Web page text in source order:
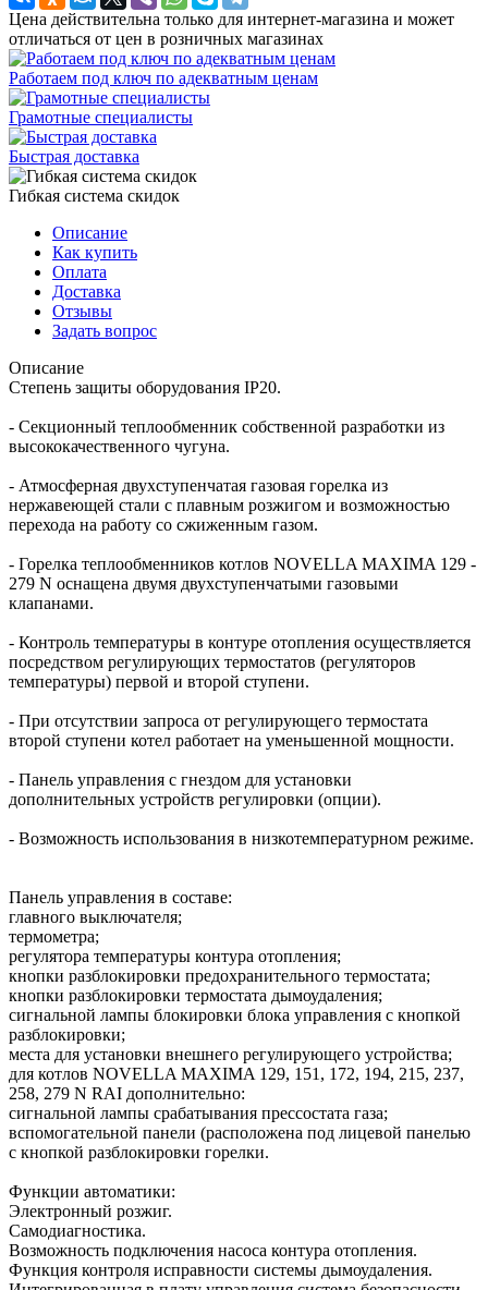
Цена действительна только для интернет-магазина и может
отличаться от цен в розничных магазинах
Работаем под ключ по адекватным ценам
Грамотные специалисты
Быстрая доставка
Гибкая система скидок
Описание
Как купить
Оплата
Доставка
Отзывы
Задать вопрос
Описание
Степень защиты оборудования IP20.
- Секционный теплообменник собственной разработки из
высококачественного чугуна.
- Атмосферная двухступенчатая газовая горелка из
нержавеющей стали с плавным розжигом и возможностью
перехода на работу со сжиженным газом.
- Горелка теплообменников котлов NOVELLA MAXIMA 129 -
279 N оснащена двумя двухступенчатыми газовыми
клапанами.
- Контроль температуры в контуре отопления осуществляется
посредством регулирующих термостатов (регуляторов
температуры) первой и второй ступени.
- При отсутствии запроса от регулирующего термостата
второй ступени котел работает на уменьшенной мощности.
- Панель управления с гнездом для установки
дополнительных устройств регулировки (опции).
- Возможность использования в низкотемпературном режиме.
Панель управления в составе:
главного выключателя;
термометра;
регулятора температуры контура отопления;
кнопки разблокировки предохранительного термостата;
кнопки разблокировки термостата дымоудаления;
сигнальной лампы блокировки блока управления с кнопкой
разблокировки;
места для установки внешнего регулирующего устройства;
для котлов NOVELLA MAXIMA 129, 151, 172, 194, 215, 237,
258, 279 N RAI дополнительно:
сигнальной лампы срабатывания прессостата газа;
вспомогательной панели (расположена под лицевой панелью
с кнопкой разблокировки горелки.
Функции автоматики:
Электронный розжиг.
Самодиагностика.
Возможность подключения насоса контура отопления.
Функция контроля исправности системы дымоудаления.